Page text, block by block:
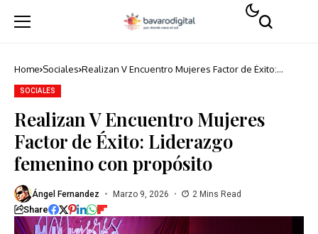
Home Sociales Realizan V Encuentro Mujeres Factor de Éxito:
SOCIALES
Realizan V Encuentro Mujeres
Factor de Éxito: Liderazgo
femenino con propósito
Ángel Fernandez Marzo 9, 2026 2 Mins Read
Share